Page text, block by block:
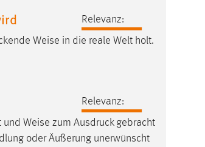
Relevanz:
Weise in die reale Welt holt.
Relevanz:
und Weise zum Ausdruck gebracht
oder Äußerung unerwünscht